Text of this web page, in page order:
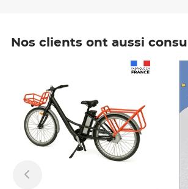
Nos clients ont aussi
Prix